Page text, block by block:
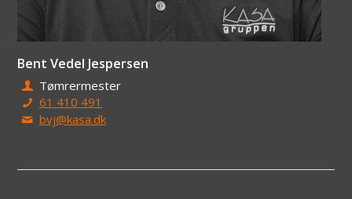
Bent Vedel Jespersen
Tømrermester
61 410 491
bvj@kasa.dk